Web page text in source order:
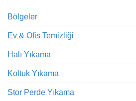
Bölgeler
Ev & Ofis Temizliği
Halı Yıkama
Koltuk Yıkama
Stor Perde Yıkama